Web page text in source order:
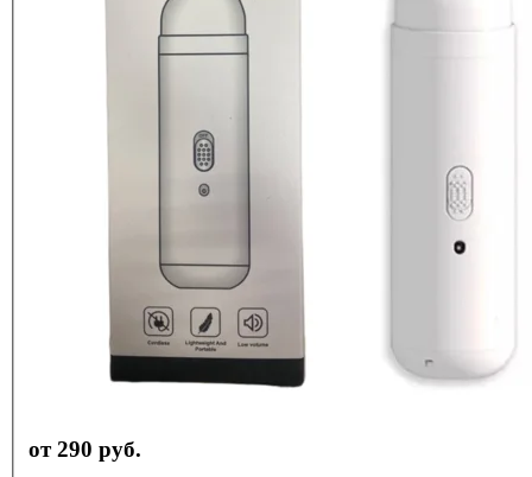
от 290 руб.